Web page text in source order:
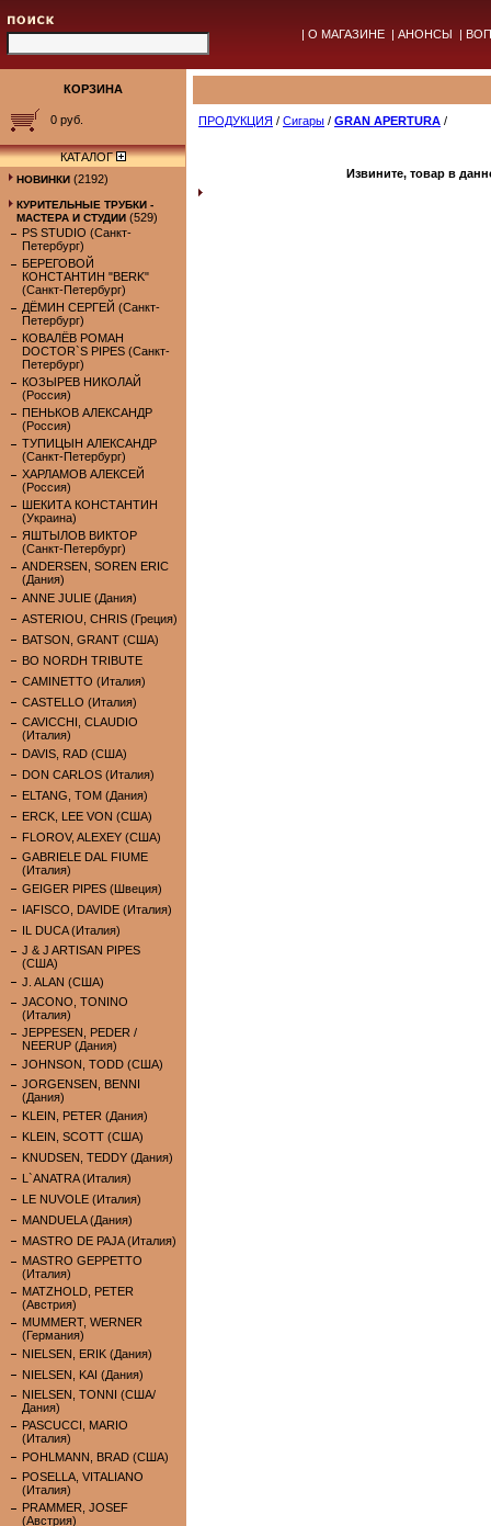
| О МАГАЗИНЕ | АНОНСЫ |
КОРЗИНА
0 руб.
КАТАЛОГ
НОВИНКИ (2192)
КУРИТЕЛЬНЫЕ ТРУБКИ -
МАСТЕРА И СТУДИИ (529)
PS STUDIO (Санкт-
Петербург)
БЕРЕГОВОЙ
КОНСТАНТИН "BERK"
(Санкт-Петербург)
ДЁМИН СЕРГЕЙ (Санкт-
Петербург)
КОВАЛЁВ РОМАН
DOCTOR`S PIPES (Санкт-
Петербург)
КОЗЫРЕВ НИКОЛАЙ
(Россия)
ПЕНЬКОВ АЛЕКСАНДР
(Россия)
ТУПИЦЫН АЛЕКСАНДР
(Санкт-Петербург)
ХАРЛАМОВ АЛЕКСЕЙ
(Россия)
ШЕКИТА КОНСТАНТИН
(Украина)
ЯШТЫЛОВ ВИКТОР
(Санкт-Петербург)
ANDERSEN, SOREN ERIC
(Дания)
ANNE JULIE (Дания)
ASTERIOU, CHRIS (Греция)
BATSON, GRANT (США)
BO NORDH TRIBUTE
CAMINETTO (Италия)
CASTELLO (Италия)
CAVICCHI, CLAUDIO
(Италия)
DAVIS, RAD (США)
DON CARLOS (Италия)
ELTANG, TOM (Дания)
ERCK, LEE VON (США)
FLOROV, ALEXEY (США)
GABRIELE DAL FIUME
(Италия)
GEIGER PIPES (Швеция)
IAFISCO, DAVIDE (Италия)
IL DUCA (Италия)
J & J ARTISAN PIPES
(США)
J. ALAN (США)
JACONO, TONINO
(Италия)
JEPPESEN, PEDER /
NEERUP (Дания)
JOHNSON, TODD (США)
JORGENSEN, BENNI
(Дания)
KLEIN, PETER (Дания)
KLEIN, SCOTT (США)
KNUDSEN, TEDDY (Дания)
L`ANATRA (Италия)
LE NUVOLE (Италия)
MANDUELA (Дания)
MASTRO DE PAJA (Италия)
MASTRO GEPPETTO
(Италия)
MATZHOLD, PETER
(Австрия)
MUMMERT, WERNER
(Германия)
NIELSEN, ERIK (Дания)
NIELSEN, KAI (Дания)
NIELSEN, TONNI (США/
Дания)
PASCUCCI, MARIO
(Италия)
POHLMANN, BRAD (США)
POSELLA, VITALIANO
(Италия)
PRAMMER, JOSEF
(Австрия)
ПРОДУКЦИЯ / Сигары / GRAN APERTURA /
Извините, товар в